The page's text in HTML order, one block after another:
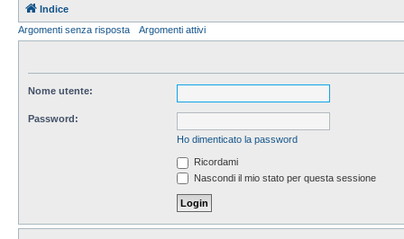
Indice
Argomenti senza risposta
Argomenti attivi
Nome utente:
Password:
Ho dimenticato la password
Ricordami
Nascondi il mio stato per questa sessione